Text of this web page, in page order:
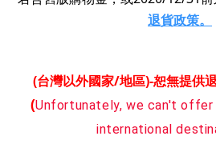
退貨政策。
(台灣以外國家/地區)-恕無提供
(Unfortunately, we can't
international